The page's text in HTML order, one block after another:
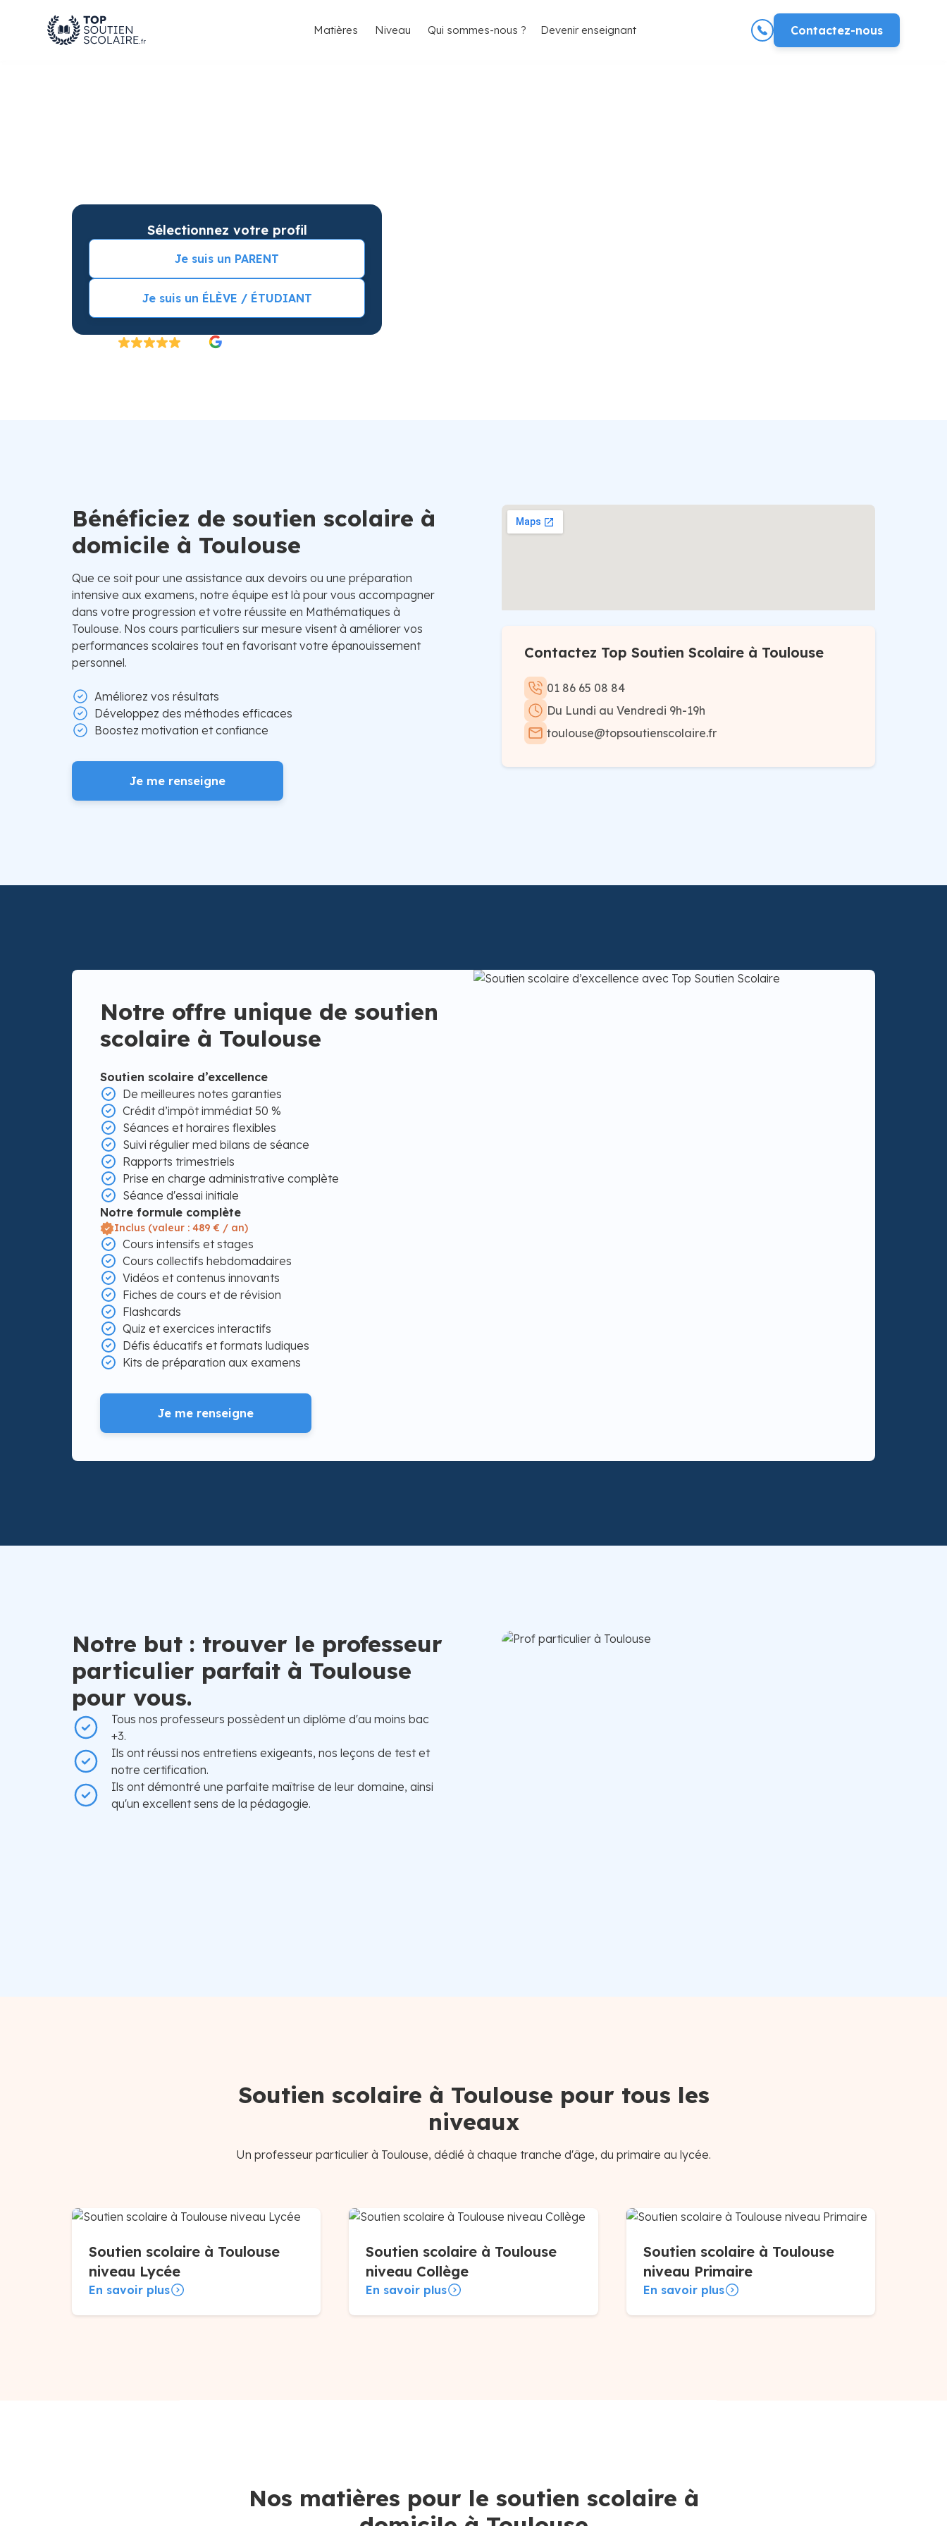
Matières Niveau Qui sommes-nous ? Devenir enseignant Contactez-nous
Sélectionnez votre profil
Je suis un PARENT
Je suis un ÉLÈVE / ÉTUDIANT
Bénéficiez de soutien scolaire à
domicile à Toulouse
Que ce soit pour une assistance aux devoirs ou une préparation
intensive aux examens, notre équipe est là pour vous accompagner
dans votre progression et votre réussite en Mathématiques à
Toulouse. Nos cours particuliers sur mesure visent à améliorer vos
performances scolaires tout en favorisant votre épanouissement
personnel.
Améliorez vos résultats
Développez des méthodes efficaces
Boostez motivation et confiance
Je me renseigne
Contactez Top Soutien Scolaire à Toulouse
01 86 65 08 84
Du Lundi au Vendredi 9h-19h
toulouse@topsoutienscolaire.fr
Notre offre unique de soutien
scolaire à Toulouse
Soutien scolaire d’excellence
De meilleures notes garanties
Crédit d’impôt immédiat 50 %
Séances et horaires flexibles
Suivi régulier med bilans de séance
Rapports trimestriels
Prise en charge administrative complète
Séance d'essai initiale
Notre formule complète
Inclus (valeur : 489 € / an)
Cours intensifs et stages
Cours collectifs hebdomadaires
Vidéos et contenus innovants
Fiches de cours et de révision
Flashcards
Quiz et exercices interactifs
Défis éducatifs et formats ludiques
Kits de préparation aux examens
Je me renseigne
Notre but : trouver le professeur
particulier parfait à Toulouse
pour vous.
Tous nos professeurs possèdent un diplôme d'au moins bac
+3.
Ils ont réussi nos entretiens exigeants, nos leçons de test et
notre certification.
Ils ont démontré une parfaite maîtrise de leur domaine, ainsi
qu'un excellent sens de la pédagogie.
Soutien scolaire à Toulouse pour tous les
niveaux
Un professeur particulier à Toulouse, dédié à chaque tranche d'âge, du primaire au lycée.
Soutien scolaire à Toulouse
niveau Lycée
En savoir plus
Soutien scolaire à Toulouse
niveau Collège
En savoir plus
Soutien scolaire à Toulouse
niveau Primaire
En savoir plus
Nos matières pour le soutien scolaire à